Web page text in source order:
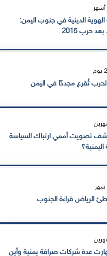
الدينية في جنوب اليمن:
حرب 2015
تُقرع مجددًا في اليمن
تصويت أممي ارتباك السياسة
اليمنية؟
الرياض قراءة الجنوب
عدة شركات صرافة يمنية وأين